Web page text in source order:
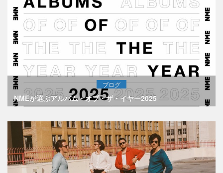
ブログ
NMEが選ぶアルバム・オブ・ザ・イヤー2025